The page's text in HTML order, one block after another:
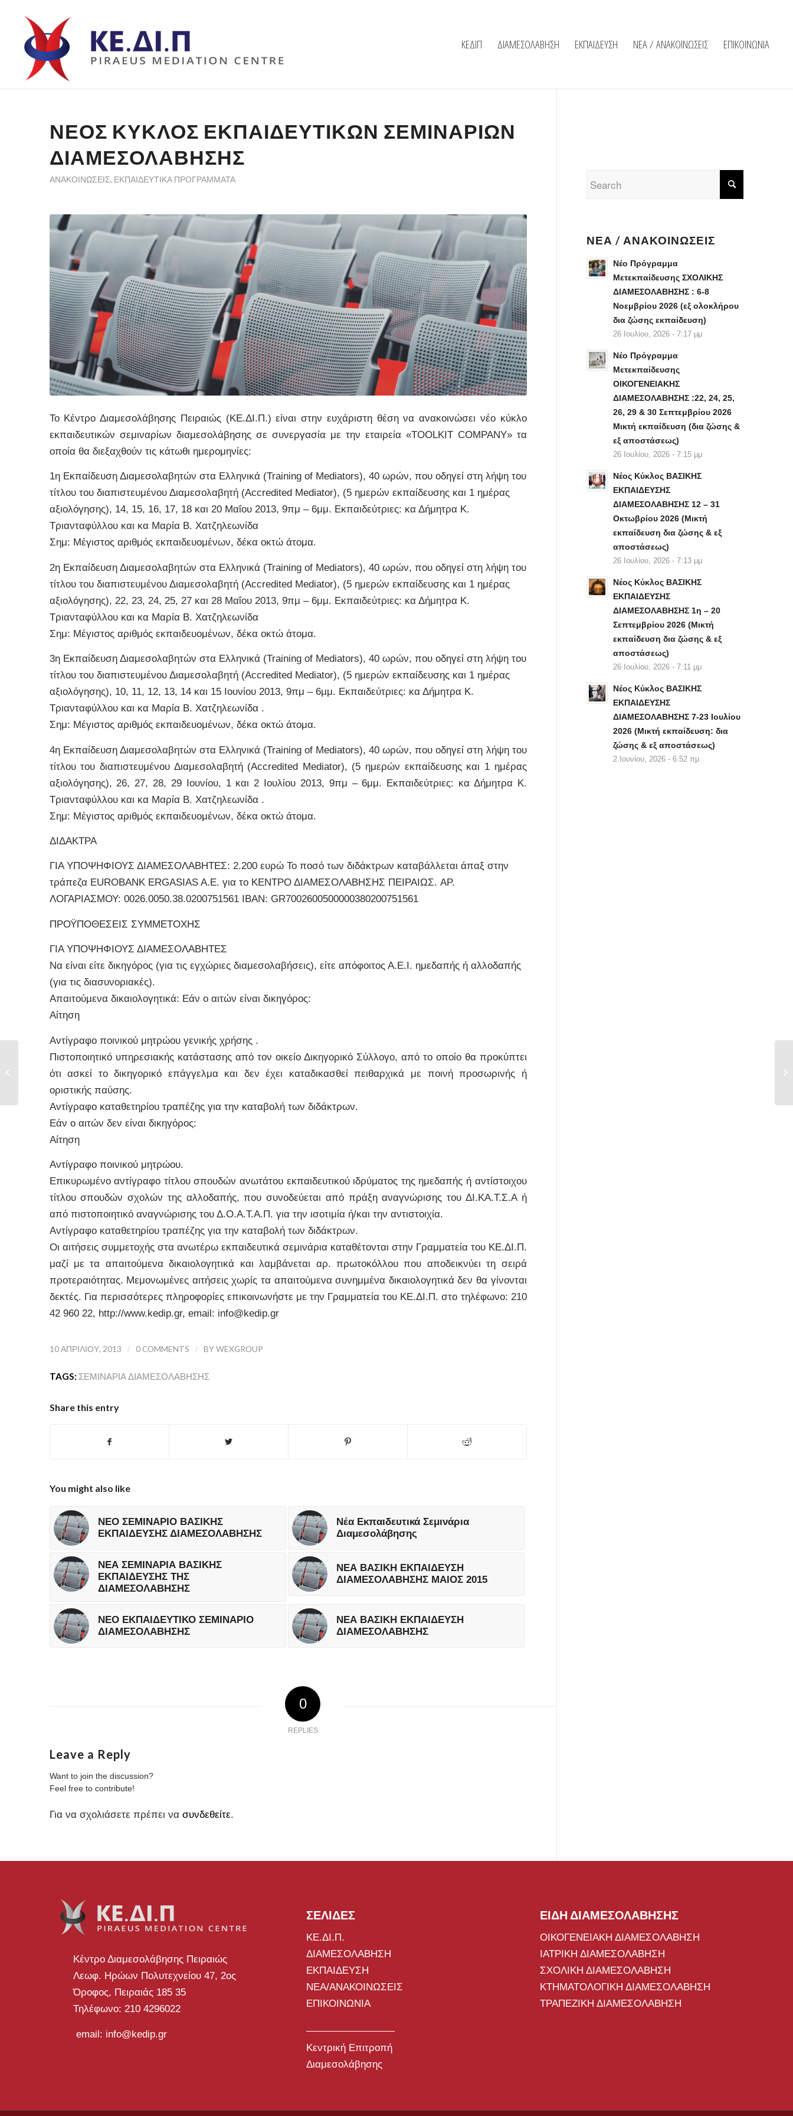
ΚΕΔΙΠ ΔΙΑΜΕΣΟΛΑΒΗΣΗ ΕΚΠΑΙΔΕΥΣΗ ΝΕΑ / ΑΝΑΚΟΙΝΩΣΕΙΣ ΕΠΙΚΟΙΝΩΝΙΑ
ΝΈΟΣ ΚΎΚΛΟΣ ΕΚΠΑΙΔΕΥΤΙΚΏΝ ΣΕΜΙΝΑΡΊΩΝ
ΔΙΑΜΕΣΟΛΆΒΗΣΗΣ
ΑΝΑΚΟΙΝΏΣΕΙΣ, ΕΚΠΑΙΔΕΥΤΙΚΆ ΠΡΟΓΡΆΜΜΑΤΑ
Το Κέντρο Διαμεσολάβησης Πειραιώς (ΚΕ.ΔΙ.Π.) είναι στην ευχάριστη θέση να ανακοινώσει νέο κύκλο
εκπαιδευτικών σεμιναρίων διαμεσολάβησης σε συνεργασία με την εταιρεία «ΤΟΟLKIT COMPANY» τα
οποία θα διεξαχθούν τις κάτωθι ημερομηνίες:
1η Εκπαίδευση Διαμεσολαβητών στα Ελληνικά (Training of Mediators), 40 ωρών, που οδηγεί στη λήψη του
τίτλου του διαπιστευμένου Διαμεσολαβητή (Accredited Mediator), (5 ημερών εκπαίδευσης και 1 ημέρας
αξιολόγησης), 14, 15, 16, 17, 18 και 20 Μαΐου 2013, 9πμ – 6μμ. Εκπαιδεύτριες: κα Δήμητρα Κ.
Τριανταφύλλου και κα Μαρία Β. Χατζηλεωνίδα
Σημ: Μέγιστος αριθμός εκπαιδευομένων, δέκα οκτώ άτομα.
2η Εκπαίδευση Διαμεσολαβητών στα Ελληνικά (Training of Mediators), 40 ωρών, που οδηγεί στη λήψη του
τίτλου του διαπιστευμένου Διαμεσολαβητή (Accredited Mediator), (5 ημερών εκπαίδευσης και 1 ημέρας
αξιολόγησης), 22, 23, 24, 25, 27 και 28 Μαΐου 2013, 9πμ – 6μμ. Εκπαιδεύτριες: κα Δήμητρα Κ.
Τριανταφύλλου και κα Μαρία Β. Χατζηλεωνίδα
Σημ: Μέγιστος αριθμός εκπαιδευομένων, δέκα οκτώ άτομα.
3η Εκπαίδευση Διαμεσολαβητών στα Ελληνικά (Training of Mediators), 40 ωρών, που οδηγεί στη λήψη του
τίτλου του διαπιστευμένου Διαμεσολαβητή (Accredited Mediator), (5 ημερών εκπαίδευσης και 1 ημέρας
αξιολόγησης), 10, 11, 12, 13, 14 και 15 Ιουνίου 2013, 9πμ – 6μμ. Εκπαιδεύτριες: κα Δήμητρα Κ.
Τριανταφύλλου και κα Μαρία Β. Χατζηλεωνίδα .
Σημ: Μέγιστος αριθμός εκπαιδευομένων, δέκα οκτώ άτομα.
4η Εκπαίδευση Διαμεσολαβητών στα Ελληνικά (Training of Mediators), 40 ωρών, που οδηγεί στη λήψη του
τίτλου του διαπιστευμένου Διαμεσολαβητή (Accredited Mediator), (5 ημερών εκπαίδευσης και 1 ημέρας
αξιολόγησης), 26, 27, 28, 29 Ιουνίου, 1 και 2 Ιουλίου 2013, 9πμ – 6μμ. Εκπαιδεύτριες: κα Δήμητρα Κ.
Τριανταφύλλου και κα Μαρία Β. Χατζηλεωνίδα .
Σημ: Μέγιστος αριθμός εκπαιδευομένων, δέκα οκτώ άτομα.
ΔΙΔΑΚΤΡΑ
ΓΙΑ ΥΠΟΨΗΦΙΟΥΣ ΔΙΑΜΕΣΟΛΑΒΗΤΕΣ: 2.200 ευρώ Το ποσό των διδάκτρων καταβάλλεται άπαξ στην
τράπεζα EUROBANK ERGASIAS A.E. για το ΚΕΝΤΡΟ ΔΙΑΜΕΣΟΛΑΒΗΣΗΣ ΠΕΙΡΑΙΩΣ. AΡ.
ΛΟΓΑΡΙΑΣΜΟΥ: 0026.0050.38.0200751561 IBAN: GR7002600500000380200751561
ΠΡΟΫΠΟΘΕΣΕΙΣ ΣΥΜΜΕΤΟΧΗΣ
ΓΙΑ ΥΠΟΨΗΦΙΟΥΣ ΔΙΑΜΕΣΟΛΑΒΗΤΕΣ
Να είναι είτε δικηγόρος (για τις εγχώριες διαμεσολαβήσεις), είτε απόφοιτος Α.Ε.Ι. ημεδαπής ή αλλοδαπής
(για τις διασυνοριακές).
Απαιτούμενα δικαιολογητικά: Εάν ο αιτών είναι δικηγόρος:
Αίτηση
Αντίγραφο ποινικού μητρώου γενικής χρήσης .
Πιστοποιητικό υπηρεσιακής κατάστασης από τον οικείο Δικηγορικό Σύλλογο, από το οποίο θα προκύπτει
ότι ασκεί το δικηγορικό επάγγελμα και δεν έχει καταδικασθεί πειθαρχικά με ποινή προσωρινής ή
οριστικής παύσης.
Αντίγραφο καταθετηρίου τραπέζης για την καταβολή των διδάκτρων.
Εάν ο αιτών δεν είναι δικηγόρος:
Αίτηση
Αντίγραφο ποινικού μητρώου.
Επικυρωμένο αντίγραφο τίτλου σπουδών ανωτάτου εκπαιδευτικού ιδρύματος της ημεδαπής ή αντίστοιχου
τίτλου σπουδών σχολών της αλλοδαπής, που συνοδεύεται από πράξη αναγνώρισης του ΔΙ.ΚΑ.Τ.Σ.Α ή
από πιστοποιητικό αναγνώρισης του Δ.Ο.Α.Τ.Α.Π. για την ισοτιμία ή/και την αντιστοιχία.
Αντίγραφο καταθετηρίου τραπέζης για την καταβολή των διδάκτρων.
Οι αιτήσεις συμμετοχής στα ανωτέρω εκπαιδευτικά σεμινάρια καταθέτονται στην Γραμματεία του ΚΕ.ΔΙ.Π.
μαζί με τα απαιτούμενα δικαιολογητικά και λαμβάνεται αρ. πρωτοκόλλου που αποδεικνύει τη σειρά
προτεραιότητας. Μεμονωμένες αιτήσεις χωρίς τα απαιτούμενα συνημμένα δικαιολογητικά δεν θα γίνονται
δεκτές. Για περισσότερες πληροφορίες επικοινωνήστε με την Γραμματεία του ΚΕ.ΔΙ.Π. στο τηλέφωνο: 210
42 960 22, http://www.kedip.gr, email: info@kedip.gr
10 ΑΠΡΙΛΊΟΥ, 2013 / 0 COMMENTS / BYWEXGROUP
TAGS: ΣΕΜΙΝΆΡΙΑ ΔΙΑΜΕΣΟΛΆΒΗΣΗΣ
Share this entry
You might also like
ΝΕΟ ΣΕΜΙΝΑΡΙΟ ΒΑΣΙΚΗΣ
ΕΚΠΑΙΔΕΥΣΗΣ ΔΙΑΜΕΣΟΛΑΒΗΣΗΣ
Νέα Εκπαιδευτικά Σεμινάρια
Διαμεσολάβησης
ΝΕΑ ΣΕΜΙΝΑΡΙΑ ΒΑΣΙΚΗΣ
ΕΚΠΑΙΔΕΥΣΗΣ ΤΗΣ
ΔΙΑΜΕΣΟΛΑΒΗΣΗΣ
ΝΕΑ ΒΑΣΙΚΗ ΕΚΠΑΙΔΕΥΣΗ
ΔΙΑΜΕΣΟΛΑΒΗΣΗΣ ΜΑΙΟΣ 2015
ΝΕΟ ΕΚΠΑΙΔΕΥΤΙΚΟ ΣΕΜΙΝΑΡΙΟ
ΔΙΑΜΕΣΟΛΑΒΗΣΗΣ
ΝΕΑ ΒΑΣΙΚΗ ΕΚΠΑΙΔΕΥΣΗ
ΔΙΑΜΕΣΟΛΑΒΗΣΗΣ
0
REPLIES
Leave a Reply
Want to join the discussion?
Feel free to contribute!
Για να σχολιάσετε πρέπει να συνδεθείτε.
ΝΈΑ / ΑΝΑΚΟΙΝΏΣΕΙΣ
Νέο Πρόγραμμα
Μετεκπαίδευσης ΣΧΟΛΙΚΗΣ
ΔΙΑΜΕΣΟΛΑΒΗΣΗΣ : 6-8
Νοεμβρίου 2026 (εξ ολοκλήρου
δια ζώσης εκπαίδευση)
26 Ιουλίου, 2026 - 7:17 μμ
Νέο Πρόγραμμα
Μετεκπαίδευσης
ΟΙΚΟΓΕΝΕΙΑΚΗΣ
ΔΙΑΜΕΣΟΛΑΒΗΣΗΣ :22, 24, 25,
26, 29 & 30 Σεπτεμβρίου 2026
Μικτή εκπαίδευση (δια ζώσης &
εξ αποστάσεως)
26 Ιουλίου, 2026 - 7:15 μμ
Νέος Κύκλος ΒΑΣΙΚΗΣ
ΕΚΠΑΙΔΕΥΣΗΣ
ΔΙΑΜΕΣΟΛΑΒΗΣΗΣ 12 – 31
Οκτωβρίου 2026 (Μικτή
εκπαίδευση δια ζώσης & εξ
αποστάσεως)
26 Ιουλίου, 2026 - 7:13 μμ
Νέος Κύκλος ΒΑΣΙΚΗΣ
ΕΚΠΑΙΔΕΥΣΗΣ
ΔΙΑΜΕΣΟΛΑΒΗΣΗΣ 1η – 20
Σεπτεμβρίου 2026 (Μικτή
εκπαίδευση δια ζώσης & εξ
αποστάσεως)
26 Ιουλίου, 2026 - 7:11 μμ
Νέος Κύκλος ΒΑΣΙΚΗΣ
ΕΚΠΑΙΔΕΥΣΗΣ
ΔΙΑΜΕΣΟΛΑΒΗΣΗΣ 7-23 Ιουλίου
2026 (Μικτή εκπαίδευση: δια
ζώσης & εξ αποστάσεως)
2 Ιουνίου, 2026 - 6:52 πμ
Κέντρο Διαμεσολάβησης Πειραιώς
Λεωφ. Ηρώων Πολυτεχνείου 47, 2ος
Όροφος, Πειραιάς 185 35
Τηλέφωνο: 210 4296022
email: info@kedip.gr
ΣΕΛΙΔΕΣ
ΚΕ.ΔΙ.Π.
ΔΙΑΜΕΣΟΛΑΒΗΣΗ
ΕΚΠΑΙΔΕΥΣΗ
ΝΕΑ/ΑΝΑΚΟΙΝΩΣΕΙΣ
ΕΠΙΚΟΙΝΩΝΙΑ
Κεντρική Επιτροπή
Διαμεσολάβησης
ΕΙΔΗ ΔΙΑΜΕΣΟΛΑΒΗΣΗΣ
ΟΙΚΟΓΕΝΕΙΑΚΗ ΔΙΑΜΕΣΟΛΑΒΗΣΗ
ΙΑΤΡΙΚΗ ΔΙΑΜΕΣΟΛΑΒΗΣΗ
ΣΧΟΛΙΚΗ ΔΙΑΜΕΣΟΛΑΒΗΣΗ
ΚΤΗΜΑΤΟΛΟΓΙΚΗ ΔΙΑΜΕΣΟΛΑΒΗΣΗ
ΤΡΑΠΕΖΙΚΗ ΔΙΑΜΕΣΟΛΑΒΗΣΗ
Επίσκεψη του
Ολλανδού Πρέσβη στο